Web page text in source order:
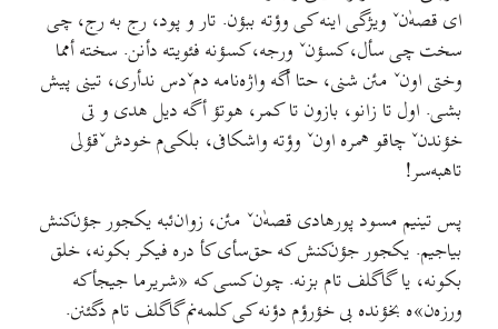
ای قصهٰ‌نˇ ویژگی اینه کی وؤته ببؤن. تار و پود، رج به رج، چی
سخت چی سأل، کسؤنˇ ورجه، کسؤنه فئویته دأنن. سخته أمما
وختی اونˇ مئن شنی، حتا أگه واژه‌نامه دمˇدس ندأری، تینی پیش
بشی. اول تا زانو، بازون تا کمر، هوتؤ أگه دیل هدی و تی
خؤندنˇ چاقو همره اونˇ وؤته واشکافی، بلکی‌م خودشˇقؤلی
تاهبه‌سر!
پس تینیم مسود پورهادی قصه‌ٰنˇ مئن، زوان‌ئبه یکجور جؤن‌کنش
بیاجیم. یکجور جؤن‌کنش که حق‌سأی کأ دره فیکر بکونه، خلق
بکونه، یا گاگلف تام بزنه. چون کسی که «شریرما جیجأکه
ورزه‌ن»ه بخؤنده بی خؤرؤم دؤنه کی کلمه‌نم گاگلف تام دگئنن.